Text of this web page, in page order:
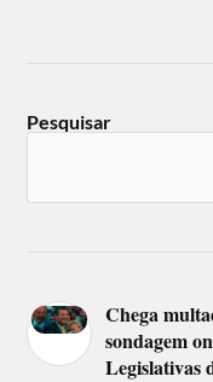
Pesquisar
Chega
sondagem
Legislativas